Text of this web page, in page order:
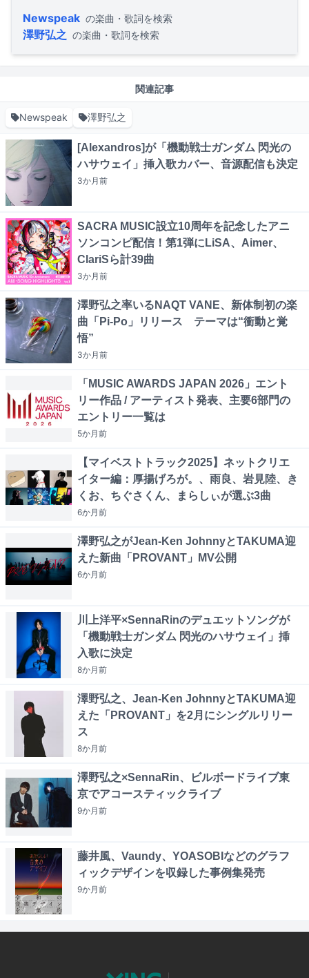
Newspeak の楽曲・歌詞を検索
澤野弘之 の楽曲・歌詞を検索
関連記事
Newspeak 澤野弘之
[Alexandros]が「機動戦士ガンダム 閃光の
ハサウェイ」挿入歌カバー、音源配信も決定
3か月前
SACRA MUSIC設立10周年を記念したアニ
ソンコンピ配信！第1弾にLiSA、Aimer、
ClariSら計39曲
3か月前
澤野弘之率いるNAQT VANE、新体制初の楽
曲「Pi-Po」リリース テーマは“衝動と覚
悟”
3か月前
「MUSIC AWARDS JAPAN 2026」エント
リー作品 / アーティスト発表、主要6部門の
エントリー一覧は
5か月前
【マイベストトラック2025】ネットクリエ
イター編：厚揚げろが。、雨良、岩見陸、き
くお、ちぐさくん、まらしぃが選ぶ3曲
6か月前
澤野弘之がJean-Ken JohnnyとTAKUMA迎
えた新曲「PROVANT」MV公開
6か月前
川上洋平×SennaRinのデュエットソングが
「機動戦士ガンダム 閃光のハサウェイ」挿
入歌に決定
8か月前
澤野弘之、Jean-Ken JohnnyとTAKUMA迎
えた「PROVANT」を2月にシングルリリー
ス
8か月前
澤野弘之×SennaRin、ビルボードライブ東
京でアコースティックライブ
9か月前
藤井風、Vaundy、YOASOBIなどのグラフ
ィックデザインを収録した事例集発売
9か月前